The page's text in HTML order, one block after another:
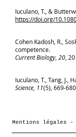
Iuculano, T., &
https://doi.org/
Cohen Kadosh, R.,
competence.
Current Biology, 20 ,
Iuculano, T., Tang,
Science, 11(5), 669-
Mentions légales -